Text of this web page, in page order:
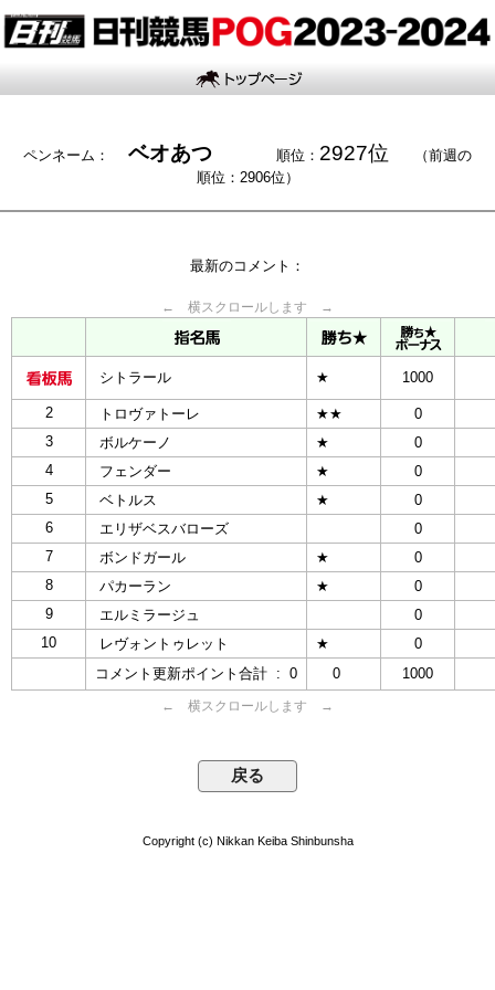
ペンネーム： ベオあつ 順位： 2927位
（前週の
順位：2906位）
最新のコメント：
← 横スクロールします →
シトラール ★ 1000
2 トロヴァトーレ ★★
0
3
ボルケーノ ★
0
4
フェンダー ★
0
5
ベトルス ★
0
6
エリザベスバローズ
0
7
ボンドガール ★
0
8
パカーラン ★
0
9
エルミラージュ
0
10
レヴォントゥレット ★
0
コメント更新ポイント合計 : 0
0 1000
← 横スクロールします →
Copyright (c) Nikkan Keiba Shinbunsha